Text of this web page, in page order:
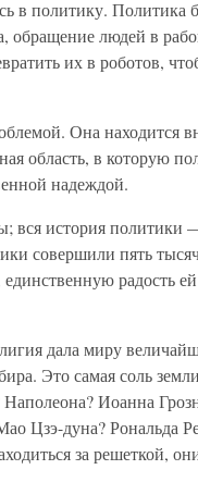
в политику. Политика
обращение людей в
их в роботов,
Она находится
область, в которую
надеждой.
вся история политики
совершили пять
радость ей
дала миру
Это самая соль
Иоанна
Цзэ-дуна? Рональда
за решеткой,